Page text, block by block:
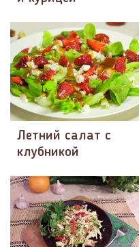
Летний салат с
клубникой